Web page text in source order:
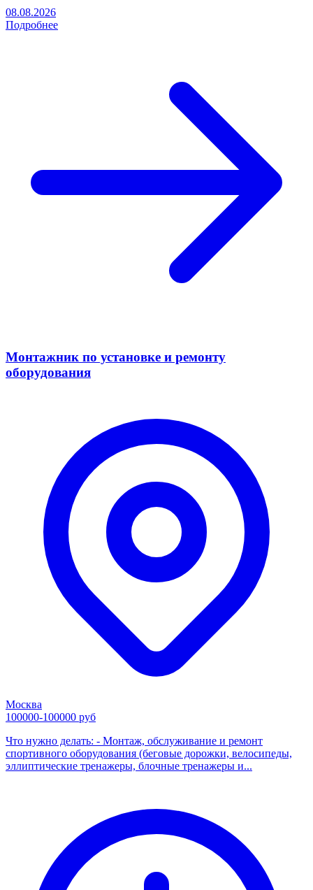
08.08.2026
Подробнее
Монтажник по установке и ремонту
оборудования
Москва
100000-100000 руб
Что нужно делать: - Монтаж, обслуживание и ремонт
спортивного оборудования (беговые дорожки, велосипеды,
эллиптические тренажеры, блочные тренажеры и...